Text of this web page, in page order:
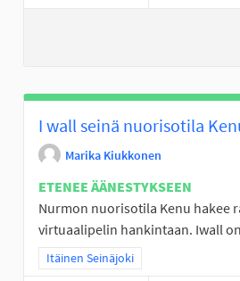
I wall seinä nuorisotila
Marika Kiukkonen
ETENEE ÄÄNESTYKSEEN
Nurmon nuorisotila Kenu hakee
virtuaalipelin hankintaan. Iwall
Rajaa tulokset teeman mukaan:
Itäinen Seinäjoki